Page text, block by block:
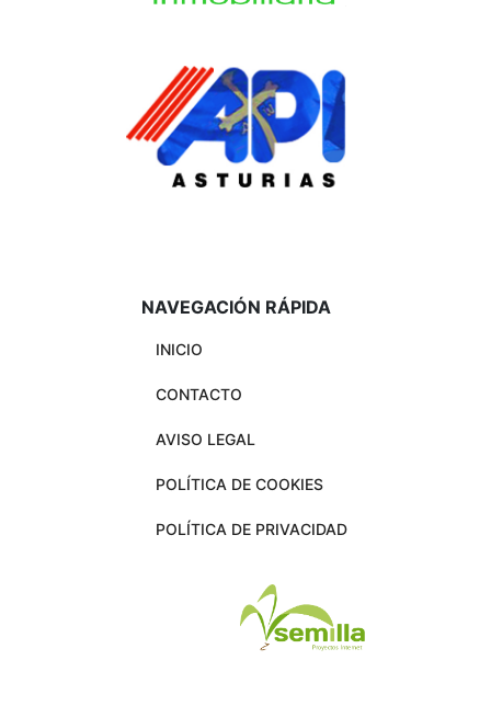
NAVEGACIÓN RÁPIDA
INICIO
CONTACTO
AVISO LEGAL
POLÍTICA DE COOKIES
POLÍTICA DE PRIVACIDAD